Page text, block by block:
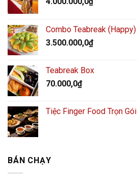
Combo Teabreak (Happy)
3.500.000,0₫
Teabreak Box
70.000,0₫
Tiệc Finger Food Trọn Gói
BÁN CHẠY